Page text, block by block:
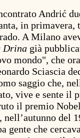
Andrić
in
A Milano
Drina già
mondo", che
Sciascia
saggio che,
vive e sente il
il premio
nell’autunno del
gente che